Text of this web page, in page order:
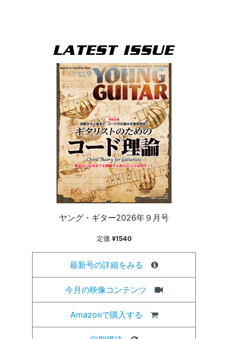
ヤング・ギター2026年９月号
定価 ¥1540
最新号の詳細をみる
今月の映像コンテンツ
Amazonで購入する